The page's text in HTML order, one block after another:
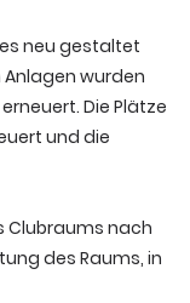
neu gestaltet
wurden
Die Plätze
und die
Clubraums nach
des Raums, in